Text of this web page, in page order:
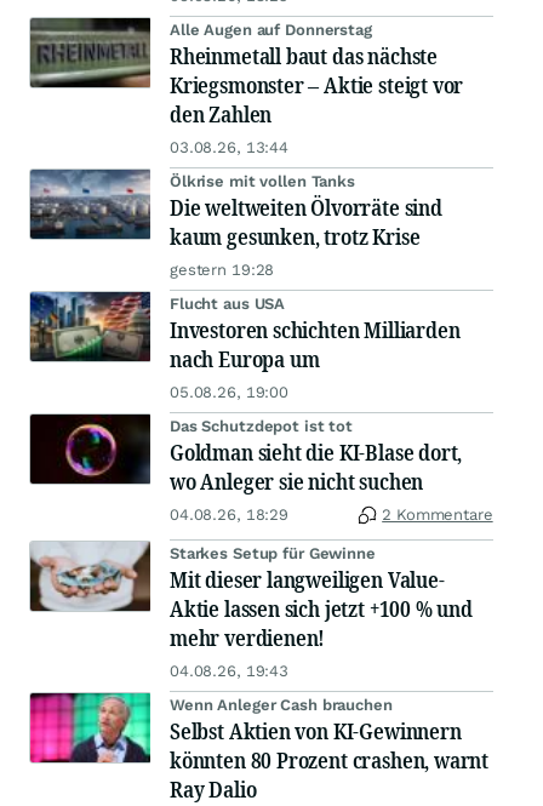
Alle Augen auf Donnerstag
Rheinmetall baut das nächste
Kriegsmonster – Aktie steigt vor
den Zahlen
03.08.26, 13:44
Ölkrise mit vollen Tanks
Die weltweiten Ölvorräte sind
kaum gesunken, trotz Krise
gestern 19:28
Flucht aus USA
Investoren schichten Milliarden
nach Europa um
05.08.26, 19:00
Das Schutzdepot ist tot
Goldman sieht die KI-Blase dort,
wo Anleger sie nicht suchen
04.08.26, 18:29 2 Kommentare
Starkes Setup für Gewinne
Mit dieser langweiligen Value-
Aktie lassen sich jetzt +100 % und
mehr verdienen!
04.08.26, 19:43
Wenn Anleger Cash brauchen
Selbst Aktien von KI-Gewinnern
könnten 80 Prozent crashen, warnt
Ray Dalio